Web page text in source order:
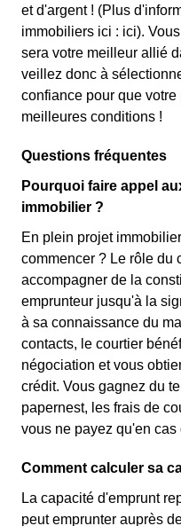
et d'argent ! (Plus
immobiliers ici : ici).
sera votre meilleur allié
veillez donc à
confiance pour que
meilleures conditions !
Questions fréquentes
Pourquoi faire appel
immobilier ?
En plein projet
commencer ? Le rôle du
accompagner de la
emprunteur jusqu'à la
à sa connaissance du
contacts, le courtier
négociation et vous
crédit. Vous gagnez du
papernest, les frais de
vous ne payez qu'en
Comment calculer sa
La capacité d'emprunt
peut emprunter auprès